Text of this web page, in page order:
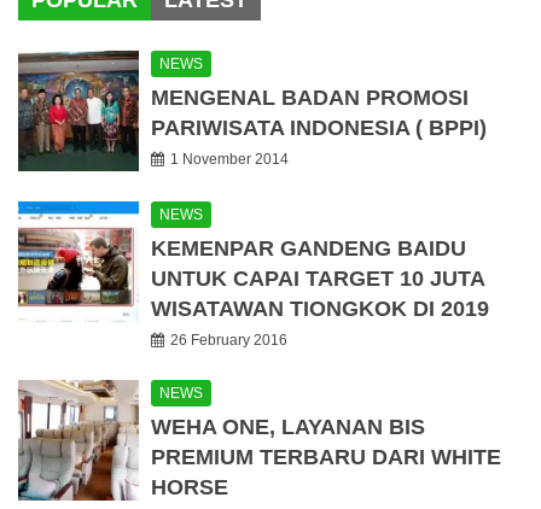
NEWS
MENGENAL BADAN PROMOSI
PARIWISATA INDONESIA ( BPPI)
1 November 2014
NEWS
KEMENPAR GANDENG BAIDU
UNTUK CAPAI TARGET 10 JUTA
WISATAWAN TIONGKOK DI 2019
26 February 2016
NEWS
WEHA ONE, LAYANAN BIS
PREMIUM TERBARU DARI WHITE
HORSE